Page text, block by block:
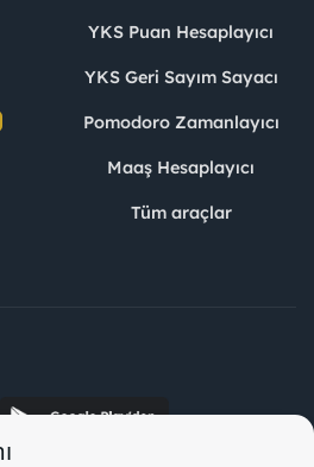
YKS Puan Hesaplayıcı
YKS Geri Sayım Sayacı
Pomodoro Zamanlayıcı
Maaş Hesaplayıcı
Tüm araçlar